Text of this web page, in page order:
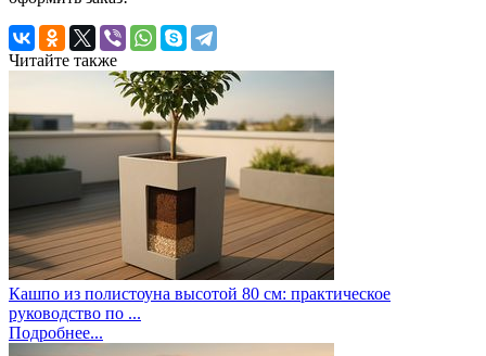
Читайте также
Кашпо из полистоуна высотой 80 см: практическое
руководство по ...
Подробнее...